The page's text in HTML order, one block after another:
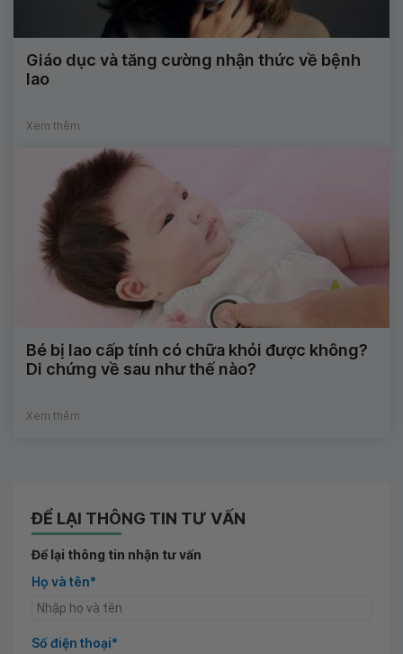
Giáo dục và tăng cường nhận thức về bệnh
lao
Xem thêm
Bé bị lao cấp tính có chữa khỏi được không?
Di chứng về sau như thế nào?
Xem thêm
ĐỂ LẠI THÔNG TIN TƯ VẤN
Để lại thông tin nhận tư vấn
Họ và tên*
Số điện thoại*